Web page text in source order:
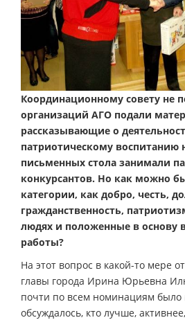
Координационному совету не
организаций АГО подали
рассказывающие о
патриотическому воспитанию
письменных стола занимали
конкурсантов. Но как можно
категории, как добро, честь,
гражданственность,
людях и положенные в основу
работы?
На этот вопрос в какой-то мере
главы города Ирина Юрьевна
почти по всем номинациям было
обсуждалось, кто лучше,